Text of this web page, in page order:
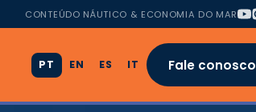
CONTEÚDO NÁUTICO & ECONOMIA DO MAR
PT EN ES IT Fale conosco